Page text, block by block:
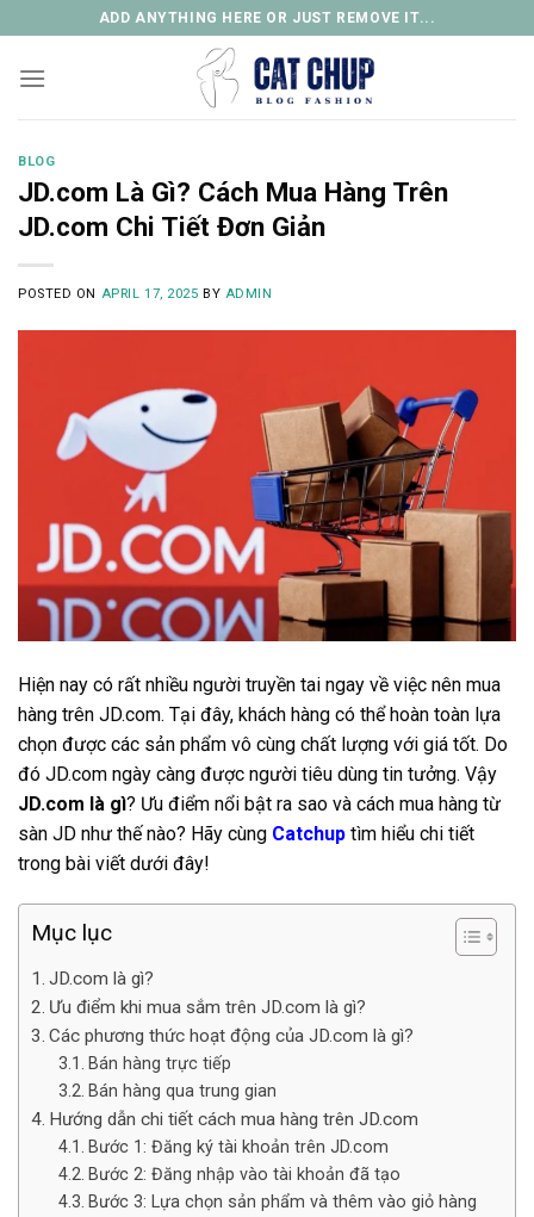
to
content
ADD ANYTHING HERE OR JUST REMOVE IT...
BLOG
JD.com Là Gì? Cách Mua Hàng Trên
JD.com Chi Tiết Đơn Giản
POSTED ON APRIL 17, 2025 BY ADMIN
Hiện nay có rất nhiều người truyền tai ngay về việc nên mua
hàng trên JD.com. Tại đây, khách hàng có thể hoàn toàn lựa
chọn được các sản phẩm vô cùng chất lượng với giá tốt. Do
đó JD.com ngày càng được người tiêu dùng tin tưởng. Vậy
JD.com là gì? Ưu điểm nổi bật ra sao và cách mua hàng từ
sàn JD như thế nào? Hãy cùng Catchup tìm hiểu chi tiết
trong bài viết dưới đây!
Mục lục
JD.com là gì?
Ưu điểm khi mua sắm trên JD.com là gì?
Các phương thức hoạt động của JD.com là gì?
Bán hàng trực tiếp
Bán hàng qua trung gian
Hướng dẫn chi tiết cách mua hàng trên JD.com
Bước 1: Đăng ký tài khoản trên JD.com
Bước 2: Đăng nhập vào tài khoản đã tạo
Bước 3: Lựa chọn sản phẩm và thêm vào giỏ hàng